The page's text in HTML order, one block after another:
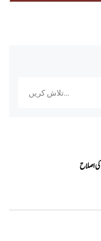
اصلاح